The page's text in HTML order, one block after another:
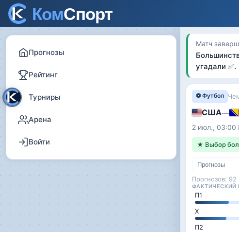
Прогнозы
Рейтинг
Турниры
Арена
Войти
Матч
угадали ✅.
⚽ Футбол
США—
2 июл., 03:00
★ Выбор
Прогнозы
Прогнозов: 92
ФАКТИЧЕСКИЙ
П1
Х
П2